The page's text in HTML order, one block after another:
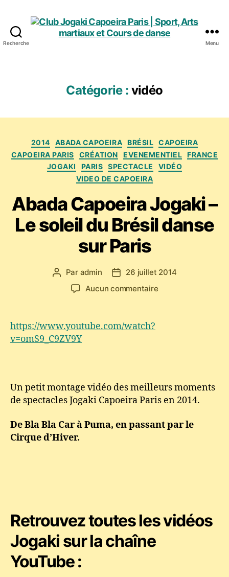
Recherche
Paris
|
Arts
et
Cours
de
danse
Menu
Catégorie : vidéo
Catégories
2014 ABADA CAPOEIRA BRÉSIL CAPOEIRA
CAPOEIRA PARIS
CRÉATION EVENEMENTIEL FRANCE
JOGAKI
PARIS SPECTACLE
VIDÉO
VIDEO DE CAPOEIRA
Abada Capoeira Jogaki –
Le soleil du Brésil danse
sur Paris
Auteur
l’article
Par admin
Date26 juillet 2014
Aucun commentairesur
danse
sur
https://www.youtube.com/watch?
v=omS9_C9ZV9Y
Un petit montage vidéo des meilleurs moments
de spectacles Jogaki Capoeira Paris en 2014.
De Bla Bla Car à Puma, en passant par le
Cirque d’Hiver.
Retrouvez toutes les vidéos
Jogaki sur la chaîne
YouTube :